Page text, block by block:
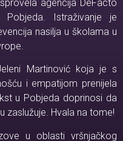
agencija DeFacto
Istraživanje je
nasilja u školama u
Martinović koja je s
i empatijom prenijela
u Pobjeda doprinosi da
zaslužuje. Hvala na tome!
u oblasti vršnjačkog